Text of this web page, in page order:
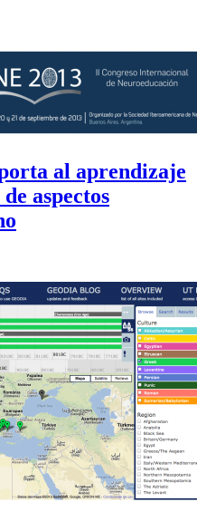
al aprendizaje
aspectos